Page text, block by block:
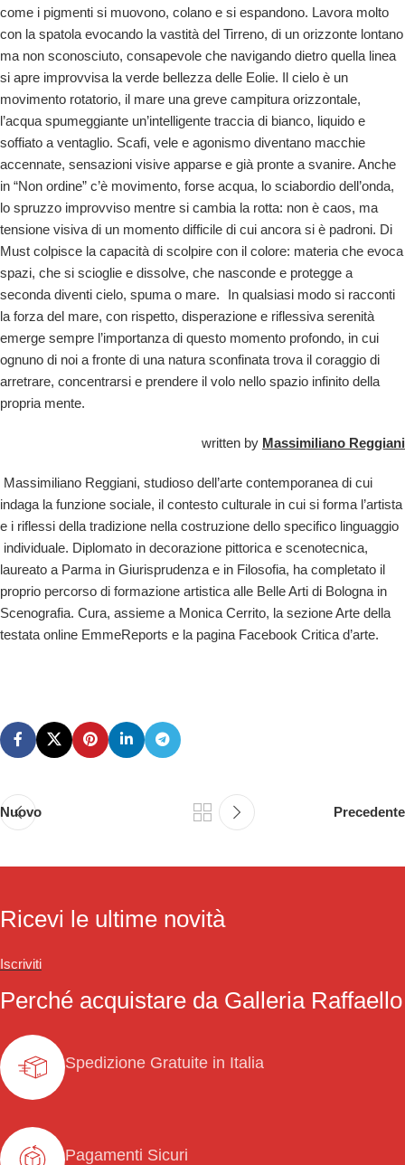
come i pigmenti si muovono, colano e si espandono. Lavora molto
con la spatola evocando la vastità del Tirreno, di un orizzonte lontano
ma non sconosciuto, consapevole che navigando dietro quella linea
si apre improvvisa la verde bellezza delle Eolie. Il cielo è un
movimento rotatorio, il mare una greve campitura orizzontale,
l’acqua spumeggiante un’intelligente traccia di bianco, liquido e
soffiato a ventaglio. Scafi, vele e agonismo diventano macchie
accennate, sensazioni visive apparse e già pronte a svanire. Anche
in “Non ordine” c’è movimento, forse acqua, lo sciabordio dell’onda,
lo spruzzo improvviso mentre si cambia la rotta: non è caos, ma
tensione visiva di un momento difficile di cui ancora si è padroni. Di
Must colpisce la capacità di scolpire con il colore: materia che evoca
spazi, che si scioglie e dissolve, che nasconde e protegge a
seconda diventi cielo, spuma o mare. In qualsiasi modo si racconti
la forza del mare, con rispetto, disperazione e riflessiva serenità
emerge sempre l’importanza di questo momento profondo, in cui
ognuno di noi a fronte di una natura sconfinata trova il coraggio di
arretrare, concentrarsi e prendere il volo nello spazio infinito della
propria mente.
written by Massimiliano Reggiani
Massimiliano Reggiani, studioso dell’arte contemporanea di cui
indaga la funzione sociale, il contesto culturale in cui si forma l’artista
e i riflessi della tradizione nella costruzione dello specifico linguaggio
individuale. Diplomato in decorazione pittorica e scenotecnica,
laureato a Parma in Giurisprudenza e in Filosofia, ha completato il
proprio percorso di formazione artistica alle Belle Arti di Bologna in
Scenografia. Cura, assieme a Monica Cerrito, la sezione Arte della
testata online EmmeReports e la pagina Facebook Critica d’arte.
Nuovo Precedente
Ricevi le ultime novità
Iscriviti
Perché acquistare da Galleria Raffaello
Spedizione Gratuite in Italia
Pagamenti Sicuri